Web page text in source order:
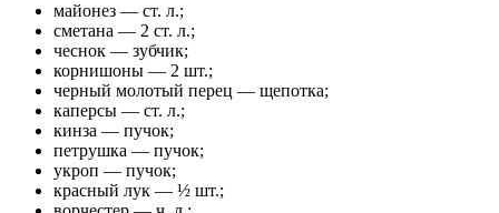
майонез — ст. л.;
сметана — 2 ст. л.;
чеснок — зубчик;
корнишоны — 2 шт.;
черный молотый перец — щепотка;
каперсы — ст. л.;
кинза — пучок;
петрушка — пучок;
укроп — пучок;
красный лук — ½ шт.;